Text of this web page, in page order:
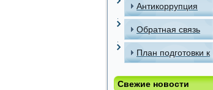
Антикоррупция
Обратная связь
План подготовки к
Свежие новости